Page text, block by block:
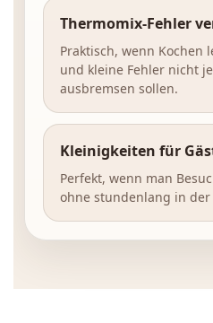
Thermomix-Fehler
Praktisch, wenn Kochen
und kleine Fehler nicht
ausbremsen sollen.
Kleinigkeiten für
Perfekt, wenn man
ohne stundenlang in der